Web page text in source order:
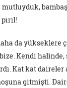
da yükseklere
Kendi halinde,
Kat kat daireler
gitmişti.